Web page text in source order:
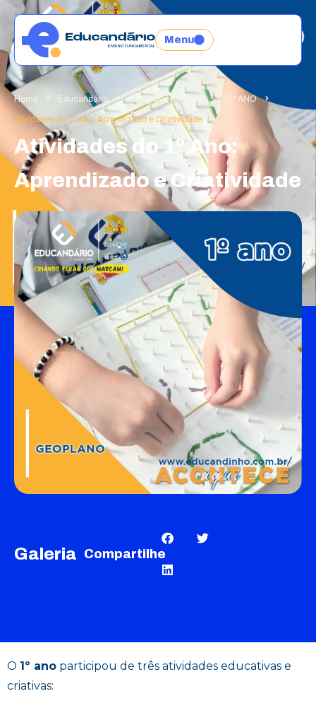
Menu
Home Educandário Atividades e Projetos 1° ANO
Atividades do 1º Ano: Aprendizado e Criatividade
Atividades do 1º Ano:
Aprendizado e Criatividade
Galeria Compartilhe
O 1º ano participou de três atividades educativas e
criativas: